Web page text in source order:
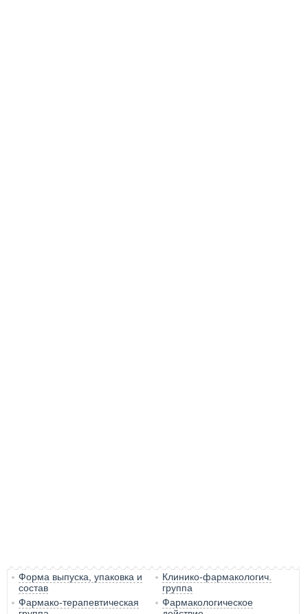
Форма выпуска, упаковка и
состав
Клинико-фармакологич.
группа
Фармако-терапевтическая
Фармакологическое